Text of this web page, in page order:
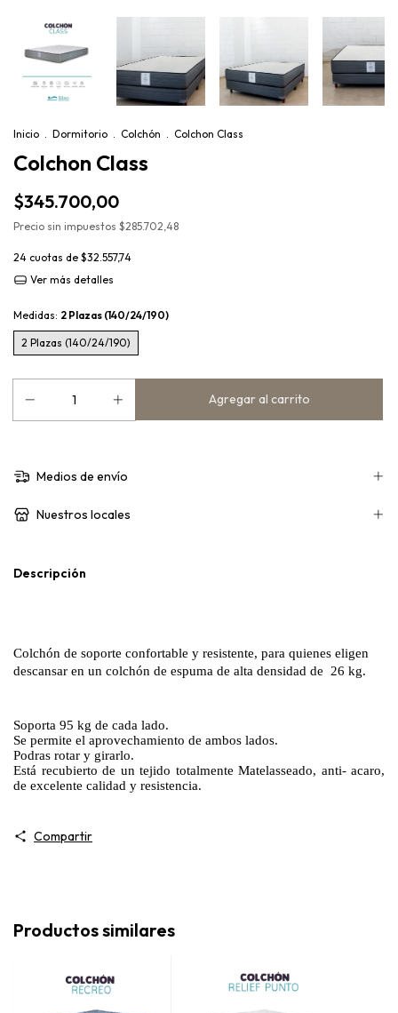
Inicio . Dormitorio . Colchón . Colchon Class
Colchon Class
$345.700,00
Precio sin impuestos $285.702,48
24 cuotas de $32.557,74
Ver más detalles
Medidas: 2 Plazas (140/24/190)
2 Plazas (140/24/190)
Medios de envío
Nuestros locales
Descripción
Colchón de soporte confortable y resistente, para quienes eligen
descansar en un colchón de espuma de alta densidad de
26 kg.
Soporta 95 kg de cada lado.
Se permite el aprovechamiento de ambos lados.
Podras rotar y girarlo.
Está recubierto de un tejido totalmente Matelasseado, anti- acaro,
de excelente calidad y resistencia.
Compartir
Productos similares